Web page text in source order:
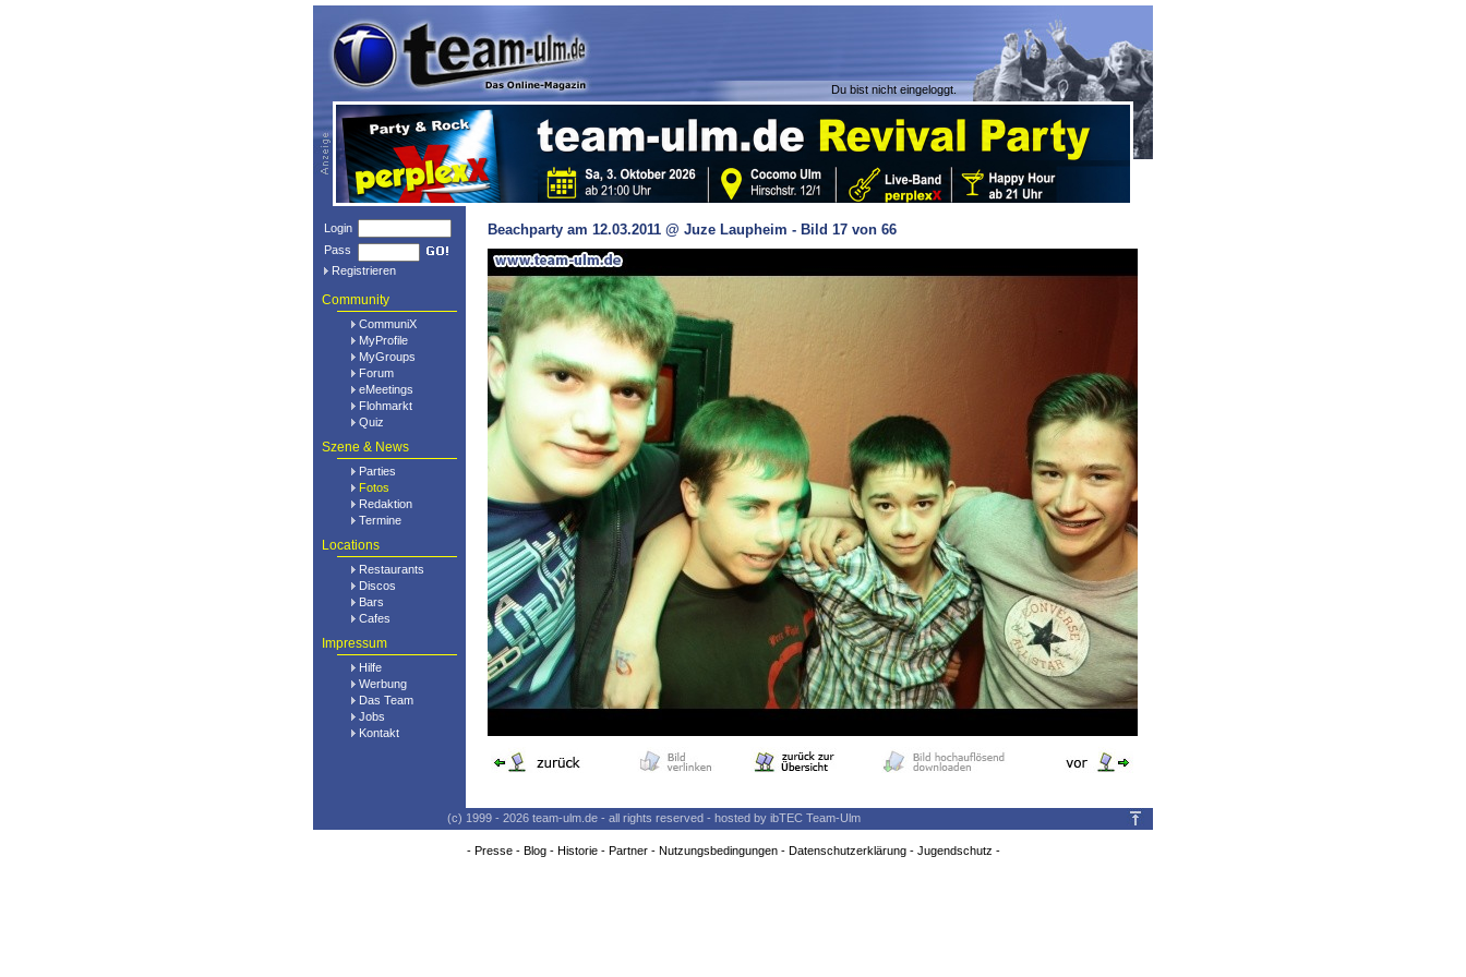
Du bist nicht eingeloggt.
Login
Pass
Registrieren
Community
CommuniX
MyProfile
MyGroups
Forum
eMeetings
Flohmarkt
Quiz
Szene & News
Parties
Fotos
Redaktion
Termine
Locations
Restaurants
Discos
Bars
Cafes
Impressum
Hilfe
Werbung
Das Team
Jobs
Kontakt
Beachparty am 12.03.2011 @ Juze Laupheim - Bild 17 von 66
(c) 1999 - 2026 team-ulm.de - all rights reserved - hosted by ibTEC Team-Ulm
- Presse- Blog- Historie- Partner- Nutzungsbedingungen- Datenschutzerklärung- Jugendschutz -